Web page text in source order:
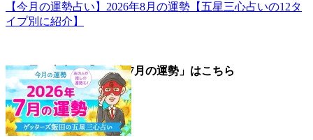
【今月の運勢占い】2026年8月の運勢【五星三心占いの12タ
イプ別に紹介】
▼五星三心占い「2026年7月の運勢」はこちら